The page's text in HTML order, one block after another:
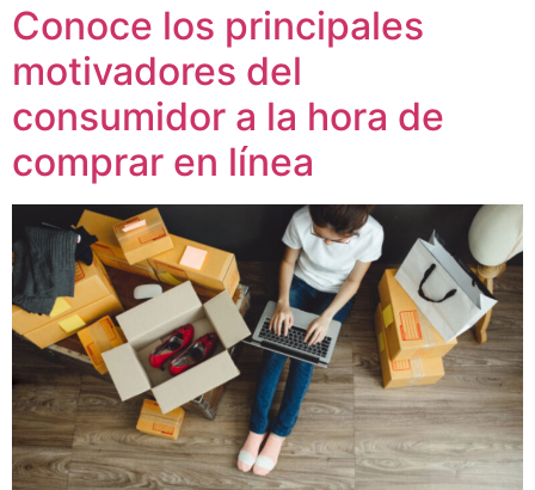
Conoce los principales
motivadores del
consumidor a la hora de
comprar en línea